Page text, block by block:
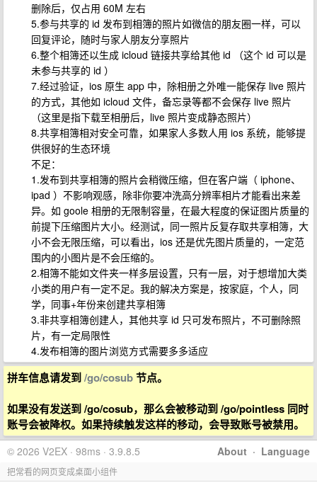
删除后，仅占用 60M 左右
5.参与共享的 id 发布到相簿的照片如微信的朋友圈一样，可以
回复评论，随时与家人朋友分享照片
6.整个相簿还以生成 icloud 链接共享给其他 id （这个 id 可以是
未参与共享的 id ）
7.经过验证，ios 原生 app 中，除相册之外唯一能保存 live 照片
的方式，其他如 icloud 文件，备忘录等都不会保存 live 照片
（这里是指下载至相册后，live 照片变成静态照片）
8.共享相簿相对安全可靠，如果家人多数人用 ios 系统，能够提
供很好的生态环境
不足：
1.发布到共享相簿的照片会稍微压缩，但在客户端（ iphone、
ipad ）不影响观感，除非你要冲洗高分辨率相片才能看出来差
异。如 goole 相册的无限制容量，在最大程度的保证图片质量的
前提下压缩图片大小。经测试，同一照片反复存取共享相簿，大
小不会无限压缩，可以看出，ios 还是优先图片质量的，一定范
围内的小图片是不会压缩的。
2.相簿不能如文件夹一样多层设置，只有一层，对于想增加大类
小类的用户有一定不足。我的解决方案是，按家庭，个人，同
学，同事+年份来创建共享相簿
3.非共享相簿创建人，其他共享 id 只可发布照片，不可删除照
片，有一定局限性
4.发布相簿的图片浏览方式需要多多适应
拼车信息请发到/go/cosub节点。
如果没有发送到 /go/cosub，那么会被移动到 /go/pointless 同时
账号会被降权。如果持续触发这样的移动，会导致账号被禁用。
About · Language
© 2026 V2EX · 98ms · 3.9.8.5
把常看的网页变成桌面小组件